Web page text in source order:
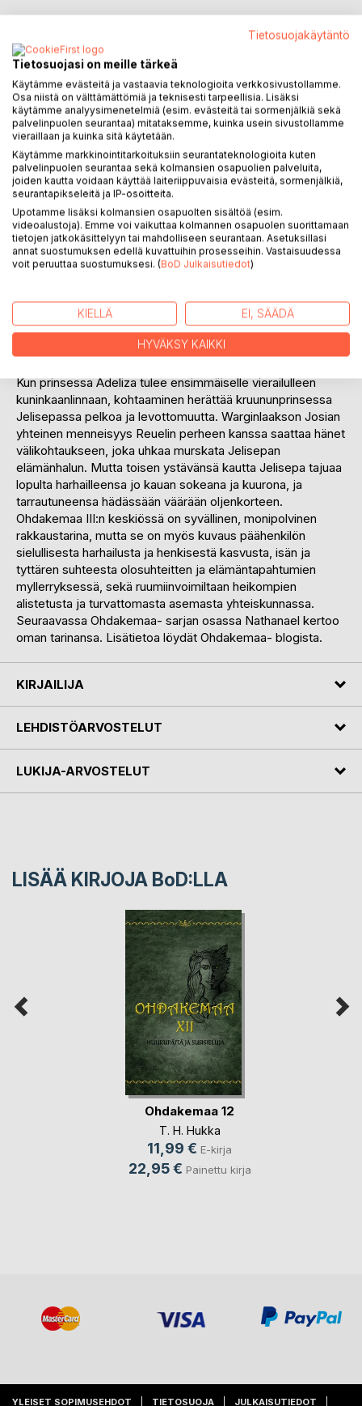
KUVAUS
Ohdakemaa- sarjan kolmas osa kertoo Jelisepan silmin
ruhtinas Reuelin ja ruhtinas Willefin jälkeläisten yhteen
kietoutuvista kohtaloista. Ruhtinaitten perilliset kulkevat
kukin omia teitään; kuka neuvonantajiensa määräysvallassa,
kuka itsekkäitten pyyteittensä ohjaamana, kuka
kiintymyksensä pakottamana tai Kaikkeuden Luojan
johdatukseen luottaen. Pienilläkin tapahtumilla on tässä
ruhtinaitten perillisistä lopulta päätyy.
Reuelin suvun juorujen tahraamasta maineesta huolimatta
nuori ruhtinas Reuel hallitsee Eteläistä Ruhtinaskuntaa, ja
Reuelin naimaton sisar Adeliza on Cardusian toiseksi
Kun prinsessa Adeliza tulee ensimmäiselle vierailulleen
kuninkaanlinnaan, kohtaaminen herättää kruununprinsessa
Jelisepassa pelkoa ja levottomuutta. Warginlaakson Josian
yhteinen menneisyys Reuelin perheen kanssa saattaa hänet
välikohtaukseen, joka uhkaa murskata Jelisepan
elämänhalun. Mutta toisen ystävänsä kautta Jelisepa tajuaa
lopulta harhailleensa jo kauan sokeana ja kuurona, ja
tarrautuneensa hädässään väärään oljenkorteen.
Ohdakemaa III:n keskiössä on syvällinen, monipolvinen
rakkaustarina, mutta se on myös kuvaus päähenkilön
sielullisesta harhailusta ja henkisestä kasvusta, isän ja
tyttären suhteesta olosuhteitten ja elämäntapahtumien
myllerryksessä, sekä ruumiinvoimiltaan heikompien
alistetusta ja turvattomasta asemasta yhteiskunnassa.
Seuraavassa Ohdakemaa- sarjan osassa Nathanael kertoo
oman tarinansa. Lisätietoa löydät Ohdakemaa- blogista.
KIRJAILIJA
LEHDISTÖARVOSTELUT
LUKIJA-ARVOSTELUT
LISÄÄ KIRJOJA BoD:LLA
Ohdakemaa 12
T. H. Hukka
11,99 € E-kirja
22,95 € Painettu kirja
YLEISET SOPIMUSEHDOT TIETOSUOJA JULKAISUTIEDOT
Tietosuojakäytäntö
Tietosuojasi on meille tärkeä
Käytämme evästeitä ja vastaavia teknologioita verkkosivustollamme.
Osa niistä on välttämättömiä ja teknisesti tarpeellisia. Lisäksi
käytämme analyysimenetelmiä (esim. evästeitä tai sormenjälkiä sekä
palvelinpuolen seurantaa) mitataksemme, kuinka usein sivustollamme
vieraillaan ja kuinka sitä käytetään.
Käytämme markkinointitarkoituksiin seurantateknologioita kuten
palvelinpuolen seurantaa sekä kolmansien osapuolien palveluita,
joiden kautta voidaan käyttää laiteriippuvaisia evästeitä, sormenjälkiä,
seurantapikseleitä ja IP-osoitteita.
Upotamme lisäksi kolmansien osapuolten sisältöä (esim.
videoalustoja). Emme voi vaikuttaa kolmannen osapuolen suorittamaan
tietojen jatkokäsittelyyn tai mahdolliseen seurantaan. Asetuksillasi
annat suostumuksen edellä kuvattuihin prosesseihin. Vastaisuudessa
voit peruuttaa suostumuksesi. (BoD Julkaisutiedot)
KIELLÄ EI, SÄÄDÄ
HYVÄKSY KAIKKI